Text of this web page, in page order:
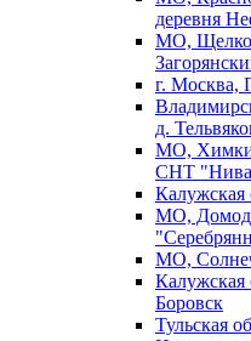
деревня
МО,
г. Москва,
д.
МО,
СНТ
Калужская
МО,
МО,
Калужская
Боровск
Тульская